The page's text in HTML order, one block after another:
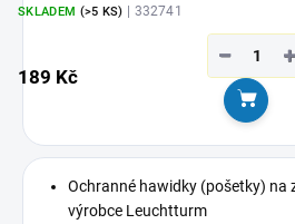
SKLADEM (>5 KS) | 332741
189 Kč
+
−
Do
Ochranné hawidky (pošetky) na
výrobce Leuchtturm